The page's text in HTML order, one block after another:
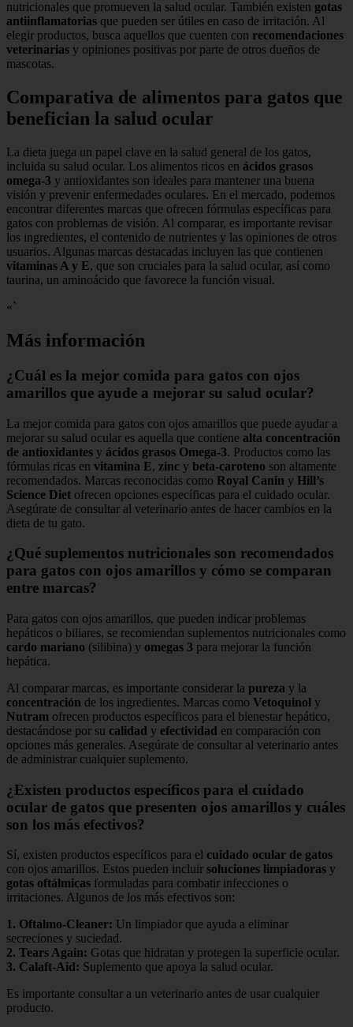
nutricionales que promueven la salud ocular. También existen gotas
antiinflamatorias que pueden ser útiles en caso de irritación. Al
elegir productos, busca aquellos que cuenten con recomendaciones
veterinarias y opiniones positivas por parte de otros dueños de
mascotas.
Comparativa de alimentos para gatos que
benefician la salud ocular
La dieta juega un papel clave en la salud general de los gatos,
incluida su salud ocular. Los alimentos ricos en ácidos grasos
omega-3 y antioxidantes son ideales para mantener una buena
visión y prevenir enfermedades oculares. En el mercado, podemos
encontrar diferentes marcas que ofrecen fórmulas específicas para
gatos con problemas de visión. Al comparar, es importante revisar
los ingredientes, el contenido de nutrientes y las opiniones de otros
usuarios. Algunas marcas destacadas incluyen las que contienen
vitaminas A y E, que son cruciales para la salud ocular, así como
taurina, un aminoácido que favorece la función visual.
«`
Más información
¿Cuál es la mejor comida para gatos con ojos
amarillos que ayude a mejorar su salud ocular?
La mejor comida para gatos con ojos amarillos que puede ayudar a
mejorar su salud ocular es aquella que contiene alta concentración
de antioxidantes y ácidos grasos Omega-3. Productos como las
fórmulas ricas en vitamina E, zinc y beta-caroteno son altamente
recomendados. Marcas reconocidas como Royal Canin y Hill’s
Science Diet ofrecen opciones específicas para el cuidado ocular.
Asegúrate de consultar al veterinario antes de hacer cambios en la
dieta de tu gato.
¿Qué suplementos nutricionales son recomendados
para gatos con ojos amarillos y cómo se comparan
entre marcas?
Para gatos con ojos amarillos, que pueden indicar problemas
hepáticos o biliares, se recomiendan suplementos nutricionales como
cardo mariano (silibina) y omegas 3 para mejorar la función
hepática.
Al comparar marcas, es importante considerar la pureza y la
concentración de los ingredientes. Marcas como Vetoquinol y
Nutram ofrecen productos específicos para el bienestar hepático,
destacándose por su calidad y efectividad en comparación con
opciones más generales. Asegúrate de consultar al veterinario antes
de administrar cualquier suplemento.
¿Existen productos específicos para el cuidado
ocular de gatos que presenten ojos amarillos y cuáles
son los más efectivos?
Sí, existen productos específicos para el cuidado ocular de gatos
con ojos amarillos. Estos pueden incluir soluciones limpiadoras y
gotas oftálmicas formuladas para combatir infecciones o
irritaciones. Algunos de los más efectivos son:
1. Oftalmo-Cleaner: Un limpiador que ayuda a eliminar
secreciones y suciedad.
2. Tears Again: Gotas que hidratan y protegen la superficie ocular.
3. Calaft-Aid : Suplemento que apoya la salud ocular.
Es importante consultar a un veterinario antes de usar cualquier
producto.